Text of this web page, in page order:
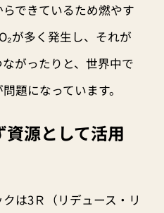
できているため燃やす
が多く発生し、それが
がったりと、世界中で
題になっています。
源として活用
は3Ｒ（リデュース・リ